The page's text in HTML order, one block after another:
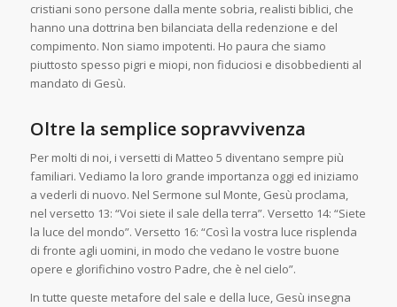
cristiani sono persone dalla mente sobria, realisti biblici, che
hanno una dottrina ben bilanciata della redenzione e del
compimento. Non siamo impotenti. Ho paura che siamo
piuttosto spesso pigri e miopi, non fiduciosi e disobbedienti al
mandato di Gesù.
Oltre la semplice sopravvivenza
Per molti di noi, i versetti di Matteo 5 diventano sempre più
familiari. Vediamo la loro grande importanza oggi ed iniziamo
a vederli di nuovo. Nel Sermone sul Monte, Gesù proclama,
nel versetto 13: “Voi siete il sale della terra”. Versetto 14: “Siete
la luce del mondo”. Versetto 16: “Così la vostra luce risplenda
di fronte agli uomini, in modo che vedano le vostre buone
opere e glorifichino vostro Padre, che è nel cielo”.
In tutte queste metafore del sale e della luce, Gesù insegna